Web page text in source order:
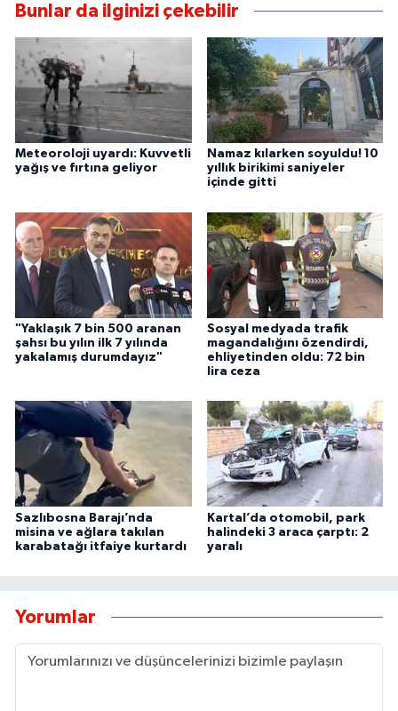
Bunlar da ilginizi çekebilir
Meteoroloji uyardı: Kuvvetli
yağış ve fırtına geliyor
Namaz kılarken soyuldu! 10
yıllık birikimi saniyeler
içinde gitti
"Yaklaşık 7 bin 500 aranan
şahsı bu yılın ilk 7 yılında
yakalamış durumdayız"
Sosyal medyada trafik
magandalığını özendirdi,
ehliyetinden oldu: 72 bin
lira ceza
Sazlıbosna Barajı’nda
misina ve ağlara takılan
karabatağı itfaiye kurtardı
Kartal’da otomobil, park
halindeki 3 araca çarptı: 2
yaralı
Yorumlar